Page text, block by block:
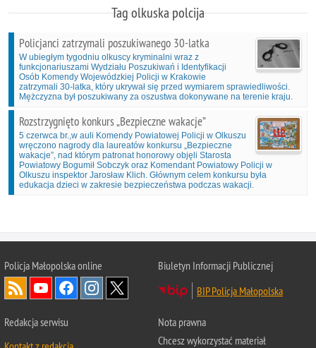
Tag olkuska polcija
Policjanci zatrzymali poszukiwanego 30-latka
W ubiegłym tygodniu olkuscy kryminalni wraz z
funkcjonariuszami Wydziału Poszukiwań i Identyfikacji
Osób Komendy Wojewódzkiej Policji w Krakowie
zatrzymali 30-latka, który ukrywał się przed wymiarem sprawiedliwości.
Mężczyzna był poszukiwany za oszustwa dokonywane na terenie kraju.
Rozstrzygnięto konkurs „Bezpieczne wakacje”
5 czerwca br.,w auli Komendy Powiatowej Policji w Olkuszu
wręczono nagrody dla laureatów konkursu „Bezpieczne
wakacje”, nad którym patronat honorowy objęli Starosta
Powiatowy Bogumił Sobczyk oraz Komendant Powiatowy Policji w
Olkuszu inspektor Jarosław Klich. Głównym celem konkursu była
edukacja dzieci w zakresie bezpieczeństwa podczas wakacji.
Policja Małopolska online
Biuletyn Informacji Publicznej
BIP Policja Małopolska
Redakcja serwisu
Nota prawna
Chcesz wykorzystać materiał